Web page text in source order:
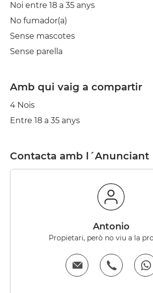
Noi entre 18 a 35 anys
No fumador(a)
Sense mascotes
Sense parella
Amb qui vaig a compartir
4 Nois
Entre 18 a 35 anys
Contacta amb l´Anunciant
Antonio
Propietari, però no viu a la